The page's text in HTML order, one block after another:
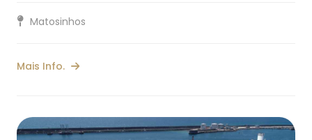
Matosinhos
Mais Info.